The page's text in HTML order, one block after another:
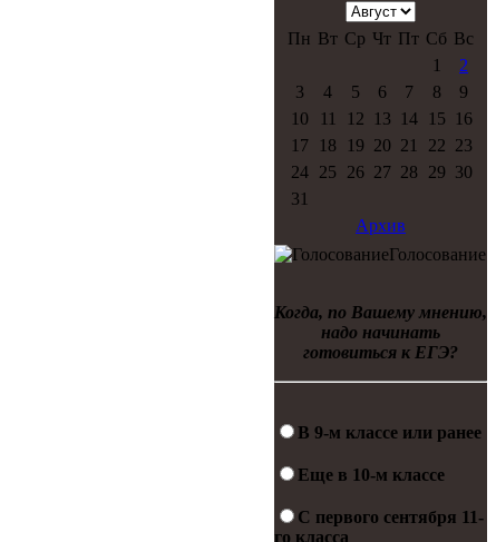
Пн Вт Ср Чт Пт Сб Вс
1
2
3
4 5 6 7 8
9
10
11 12 13 14 15
16
17
18 19 20 21 22 23
24
25 26 27 28 29 30
31
Архив
Голосование
Когда, по Вашему мнению,
надо начинать
готовиться к ЕГЭ?
В 9-м классе или ранее
Еще в 10-м классе
С первого сентября 11-
го класса